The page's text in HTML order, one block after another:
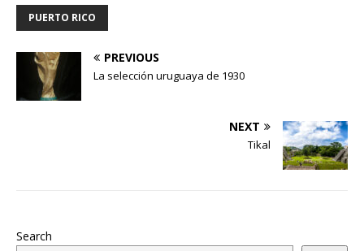
PUERTO RICO
PREVIOUS
La selección uruguaya de 1930
NEXT
Tikal
Search